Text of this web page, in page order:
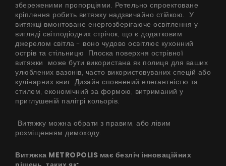
збереженими пропорціями. Ретельно спроектоване
кріплення робить витяжку надзвичайно стійкою. У
витяжці вмонтоване енергозберігаюче освітлення у
вигляді світлодіодних стрічок, що є додатковим
джерелом світла - воно чудово освітлює кухонний
острів та стільницю. Плоска поверхня острівної
витяжки може бути використана як полиця для ваших
улюблених вазонів, часто використовуваних спецій або
кулінарних книг. Дизайн сповнений елегантністю та
стилем, економічний за формою, витриманий у
приглушеній палітрі кольорів.
Витяжку можна обрати з правим, або лівим
розміщенням димоходу.
Витяжка METROPOLIS має безліч інноваційних